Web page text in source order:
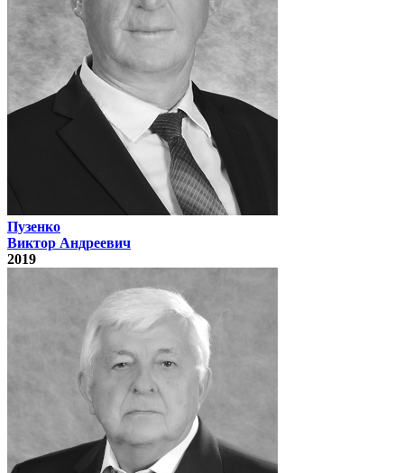
Пузенко
Виктор Андреевич
2019